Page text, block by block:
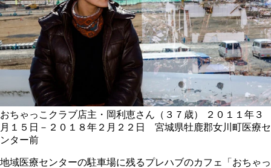
おちゃっこクラブ店主・岡利恵さん（３７歳）
２０１１年３
月１５日－２０１８年２月２２日 宮城県牡鹿郡女川町医療セ
ンター前
地域医療センターの駐車場に残るプレハブのカフェ「おちゃっ